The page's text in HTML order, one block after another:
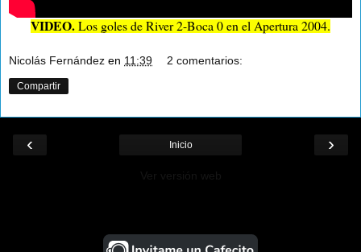
VIDEO.Los goles de River 2-Boca 0 en el Apertura 2004.
Nicolás Fernández en 11:39 2 comentarios:
Compartir
‹ ›
Inicio